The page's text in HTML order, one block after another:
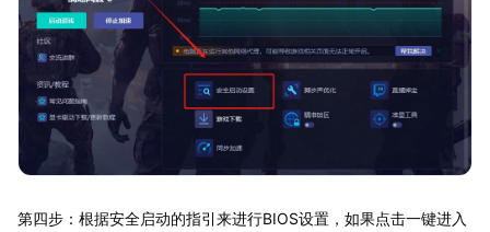
第四步：根据安全启动的指引来进行BIOS设置，如果点击一键进入